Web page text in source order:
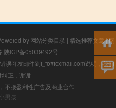
by 网站分类目录 | 精选推荐文章|网
陕ICP备05039492号
误可发邮件到f_fb#foxmail.com说明，我们
纠正，谢谢
不接盈利性广告及商业合作
小男孩